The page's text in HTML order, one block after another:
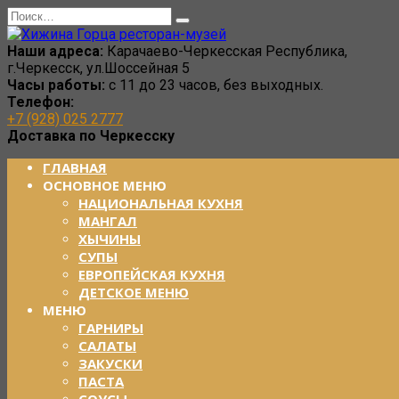
Перейти
к
содержанию
Search
for:
Наши адреса: Карачаево-Черкесская Республика,
г.Черкесск, ул.Шоссейная 5
Часы работы: с 11 до 23 часов, без выходных.
Телефон:
+7 (928) 025 2777
Доставка по Черкесску
ГЛАВНАЯ
ОСНОВНОЕ МЕНЮ
НАЦИОНАЛЬНАЯ КУХНЯ
МАНГАЛ
ХЫЧИНЫ
СУПЫ
ЕВРОПЕЙСКАЯ КУХНЯ
ДЕТСКОЕ МЕНЮ
МЕНЮ
ГАРНИРЫ
САЛАТЫ
ЗАКУСКИ
ПАСТА